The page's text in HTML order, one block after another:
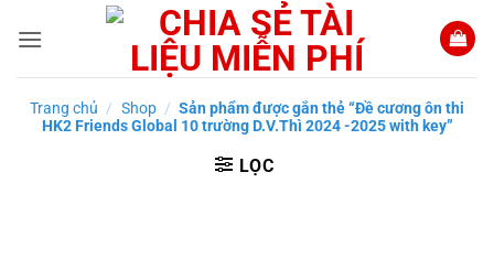
qua
Trang chủ / Shop / Sản phẩm được gắn thẻ “Đề cương ôn thi
HK2 Friends Global 10 trường D.V.Thì 2024 -2025 with key”
LỌC